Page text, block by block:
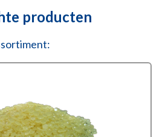
producten